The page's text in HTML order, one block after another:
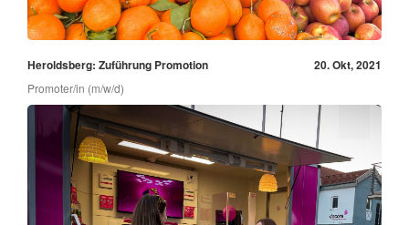
Heroldsberg: Zuführung Promotion 20. Okt, 2021
Promoter/in (m/w/d)